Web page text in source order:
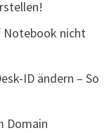
Notebook nicht
ID ändern – So
Domain